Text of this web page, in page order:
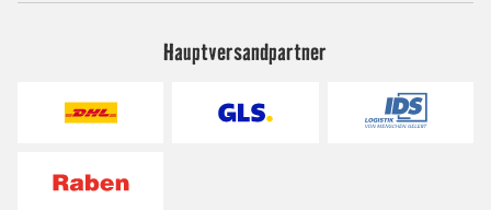
Hauptversandpartner